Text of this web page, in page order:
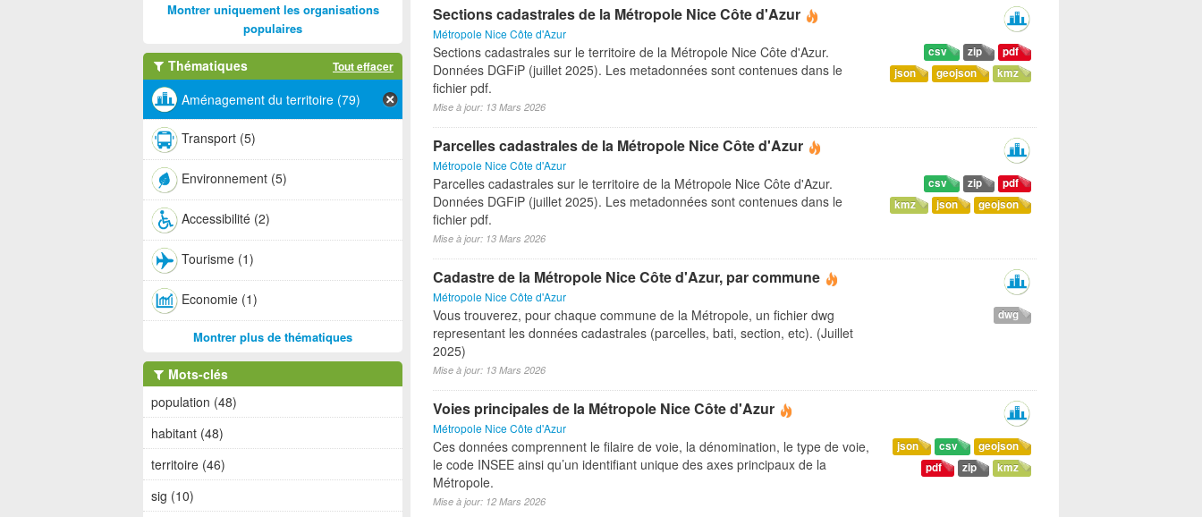
Sections cadastrales de la Métropole Nice Côte d'Azur
Métropole Nice Côte d'Azur
pdf
zip
csv
kmz
geojson
json
Sections cadastrales sur le territoire de la Métropole Nice Côte d'Azur.
Données DGFiP (juillet 2025). Les metadonnées sont contenues dans le
fichier pdf.
Mise à jour: 13 Mars 2026
Parcelles cadastrales de la Métropole Nice Côte d'Azur
Métropole Nice Côte d'Azur
pdf
zip
csv
geojson
json
kmz
Parcelles cadastrales sur le territoire de la Métropole Nice Côte d'Azur.
Données DGFiP (juillet 2025). Les metadonnées sont contenues dans le
fichier pdf.
Mise à jour: 13 Mars 2026
Cadastre de la Métropole Nice Côte d'Azur, par commune
Métropole Nice Côte d'Azur
dwg
Vous trouverez, pour chaque commune de la Métropole, un fichier dwg
representant les données cadastrales (parcelles, bati, section, etc). (Juillet
2025)
Mise à jour: 13 Mars 2026
Voies principales de la Métropole Nice Côte d'Azur
Métropole Nice Côte d'Azur
geojson
csv
json
kmz
zip
pdf
Ces données comprennent le filaire de voie, la dénomination, le type de voie,
le code INSEE ainsi qu’un identifiant unique des axes principaux de la
Métropole.
Mise à jour: 12 Mars 2026
Montrer uniquement les organisations
populaires
Thématiques Tout effacer
Aménagement du territoire (79)
Transport (5)
Environnement (5)
Accessibilité (2)
Tourisme (1)
Economie (1)
Montrer plus de thématiques
Mots-clés
population (48)
habitant (48)
territoire (46)
sig (10)